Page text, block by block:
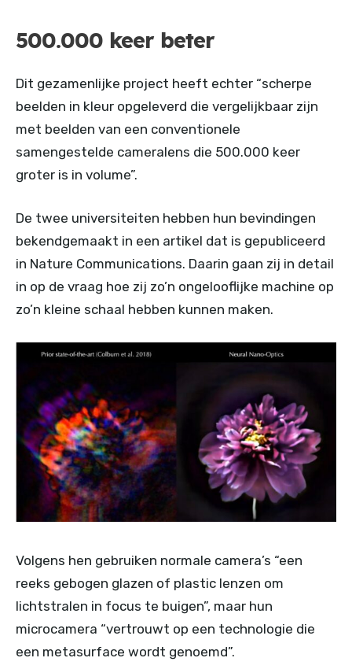
500.000 keer beter
Dit gezamenlijke project heeft echter “scherpe
beelden in kleur opgeleverd die vergelijkbaar zijn
met beelden van een conventionele
samengestelde cameralens die 500.000 keer
groter is in volume”.
De twee universiteiten hebben hun bevindingen
bekendgemaakt in een artikel dat is gepubliceerd
in Nature Communications. Daarin gaan zij in detail
in op de vraag hoe zij zo’n ongelooflijke machine op
zo’n kleine schaal hebben kunnen maken.
Volgens hen gebruiken normale camera’s “een
reeks gebogen glazen of plastic lenzen om
lichtstralen in focus te buigen”, maar hun
microcamera “vertrouwt op een technologie die
een metasurface wordt genoemd”.